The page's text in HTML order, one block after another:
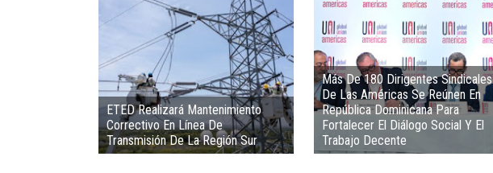
ETED Realizará Mantenimiento
Correctivo En Línea De
Transmisión De La Región Sur
Más De 180 Dirigentes Sindicales
De Las Américas Se Reúnen En
República Dominicana Para
Fortalecer El Diálogo Social Y El
Trabajo Decente